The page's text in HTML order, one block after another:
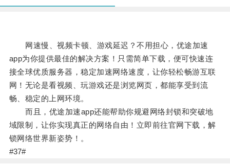
网速慢、视频卡顿、游戏延迟？不用担心，优途加速
app为你提供最佳的解决方案！只需简单下载，便可快速连
接全球优质服务器，稳定加速网络速度，让你轻松畅游互联
网！无论是看视频、玩游戏还是浏览网页，都能享受到流
畅、稳定的上网环境。
而且，优途加速app还能帮助你规避网络封锁和突破地
域限制，让你实现真正的网络自由！立即前往官网下载，解
锁网络世界新姿势！。
#37#